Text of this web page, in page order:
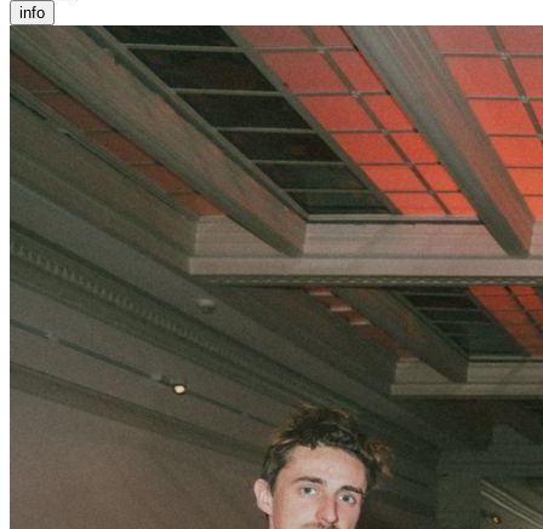
info